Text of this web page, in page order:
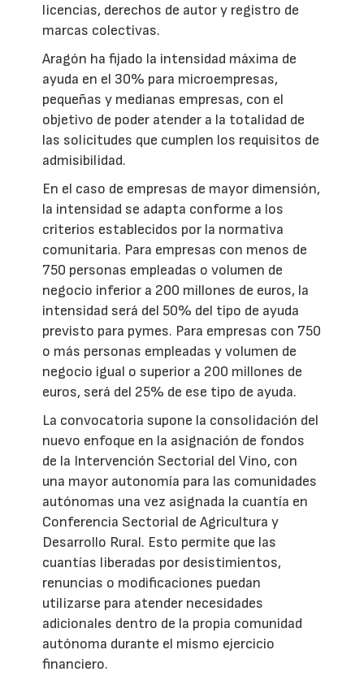
licencias, derechos de autor y registro de
marcas colectivas.
Aragón ha fijado la intensidad máxima de
ayuda en el 30% para microempresas,
pequeñas y medianas empresas, con el
objetivo de poder atender a la totalidad de
las solicitudes que cumplen los requisitos de
admisibilidad.
En el caso de empresas de mayor dimensión,
la intensidad se adapta conforme a los
criterios establecidos por la normativa
comunitaria. Para empresas con menos de
750 personas empleadas o volumen de
negocio inferior a 200 millones de euros, la
intensidad será del 50% del tipo de ayuda
previsto para pymes. Para empresas con 750
o más personas empleadas y volumen de
negocio igual o superior a 200 millones de
euros, será del 25% de ese tipo de ayuda.
La convocatoria supone la consolidación del
nuevo enfoque en la asignación de fondos
de la Intervención Sectorial del Vino, con
una mayor autonomía para las comunidades
autónomas una vez asignada la cuantía en
Conferencia Sectorial de Agricultura y
Desarrollo Rural. Esto permite que las
cuantías liberadas por desistimientos,
renuncias o modificaciones puedan
utilizarse para atender necesidades
adicionales dentro de la propia comunidad
autónoma durante el mismo ejercicio
financiero.